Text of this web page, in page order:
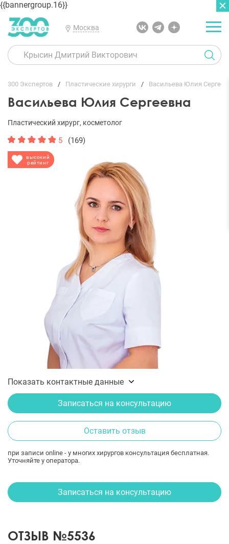
{{bannergroup.16}}
Москва
300 Экспертов Пластические хирурги Васильева Юлия
Васильева Юлия Сергеевна
высокий
рейтинг
Пластический хирург, косметолог
5 (169)
Показать контактные данные
Записаться на консультацию
Оставить отзыв
при записи online - у многих хирургов консультация бесплатная.
Уточняйте у оператора.
ГЛАВНАЯ ОТЗЫВЫ
Записаться на консультацию
ОТЗЫВ №5536